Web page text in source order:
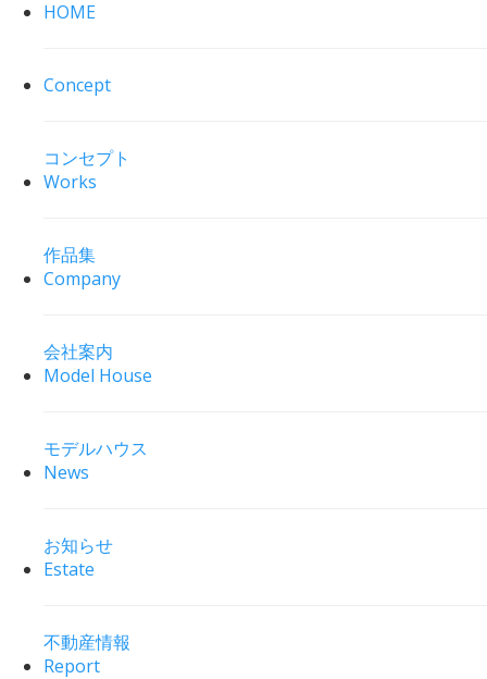
HOME
Concept
コンセプト
Works
作品集
Company
会社案内
Model House
モデルハウス
News
お知らせ
Estate
不動産情報
Report